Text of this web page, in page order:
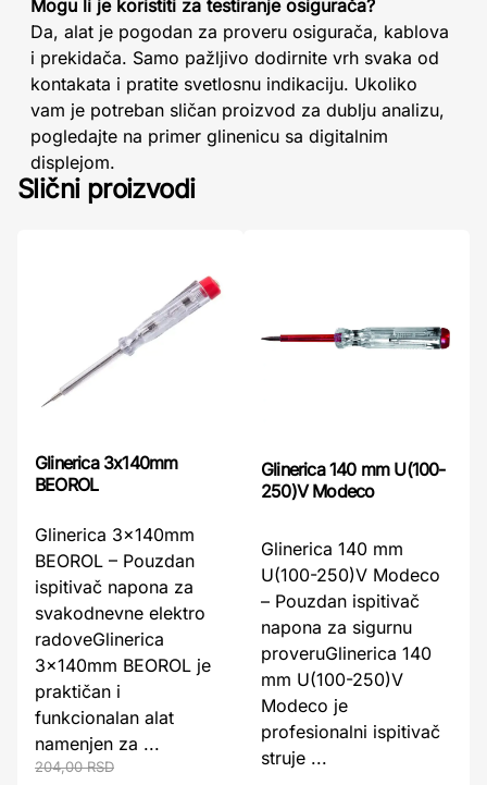
Mogu li je koristiti za testiranje osigurača?
Da, alat je pogodan za proveru osigurača, kablova
i prekidača. Samo pažljivo dodirnite vrh svaka od
kontakata i pratite svetlosnu indikaciju. Ukoliko
vam je potreban sličan proizvod za dublju analizu,
pogledajte na primer glinenicu sa digitalnim
displejom.
Slični proizvodi
Glinerica 3x140mm
BEOROL
Glinerica 3x140mm
BEOROL – Pouzdan
ispitivač napona za
svakodnevne elektro
radoveGlinerica
3x140mm BEOROL je
praktičan i
funkcionalan alat
namenjen za ...
204,00 RSD
Glinerica 140 mm U(100-
250)V Modeco
Glinerica 140 mm
U(100-250)V Modeco
– Pouzdan ispitivač
napona za sigurnu
proveruGlinerica 140
mm U(100-250)V
Modeco je
profesionalni ispitivač
struje ...